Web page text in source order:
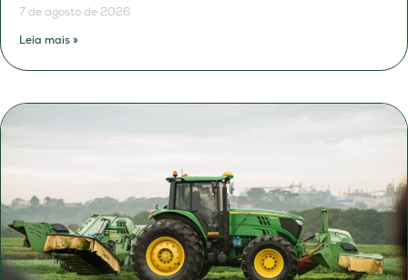
7 de agosto de 2026
Leia mais »